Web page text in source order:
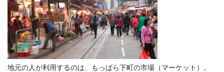
地元の人が利用するのは、もっぱら下町の市場（マーケット）。